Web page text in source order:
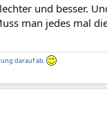
und besser.
man jedes mal
darauf ab.